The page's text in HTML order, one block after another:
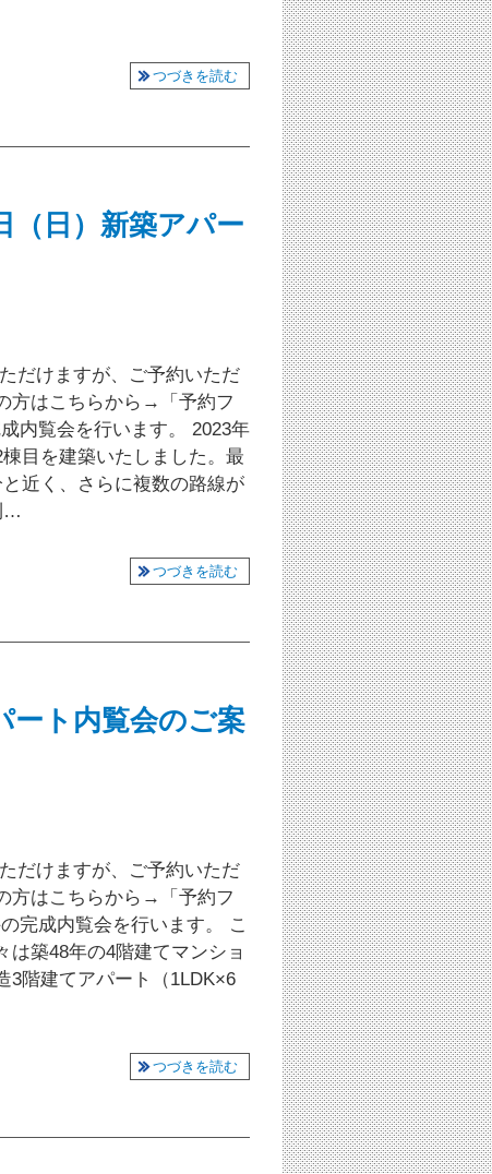
つづきを読む
（日）新築アパー
だけますが、ご予約いただ
方はこちらから→「予約フ
内覧会を行います。 2023年
目を建築いたしました。最
近く、さらに複数の路線が
…
つづきを読む
ート内覧会のご案
だけますが、ご予約いただ
方はこちらから→「予約フ
完成内覧会を行います。 こ
築48年の4階建てマンショ
3階建てアパート（1LDK×6
つづきを読む